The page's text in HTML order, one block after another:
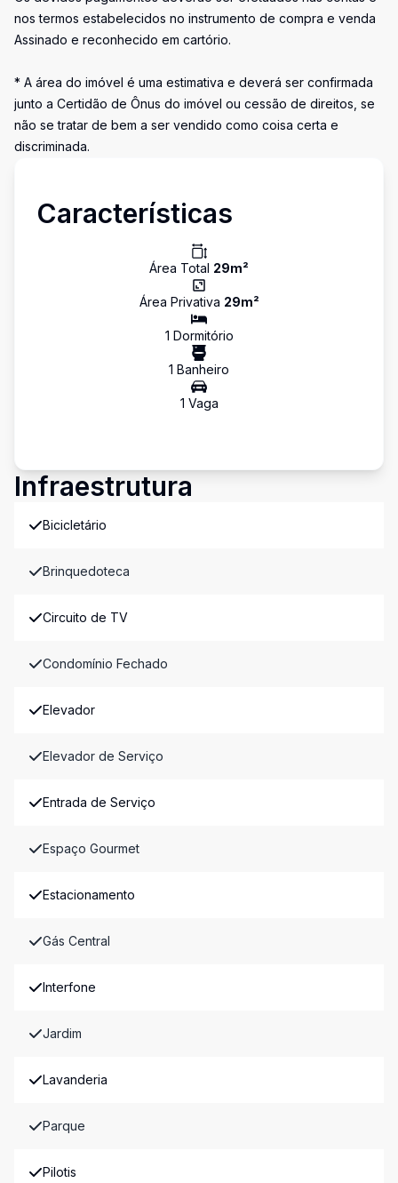
nos termos estabelecidos no instrumento de compra e venda
Assinado e reconhecido em cartório.
* A área do imóvel é uma estimativa e deverá ser confirmada
junto a Certidão de Ônus do imóvel ou cessão de direitos, se
não se tratar de bem a ser vendido como coisa certa e
discriminada.
Características
Área Total 29m²
Área Privativa 29m²
1 Dormitório
1 Banheiro
1 Vaga
Infraestrutura
Bicicletário
Brinquedoteca
Circuito de TV
Condomínio Fechado
Elevador
Elevador de Serviço
Entrada de Serviço
Espaço Gourmet
Estacionamento
Gás Central
Interfone
Jardim
Lavanderia
Parque
Pilotis